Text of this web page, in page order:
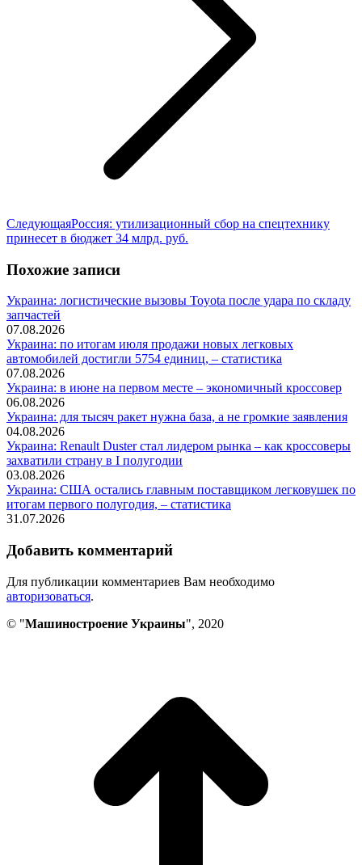
СледующаяСледующая
запись:
Россия: утилизационный сбор на спецтехнику
принесет в бюджет 34 млрд. руб.
Похожие записи
Украина: логистические вызовы Toyota после удара по складу
запчастей
07.08.2026
Украина: по итогам июля продажи новых легковых
автомобилей достигли 5754 единиц, – статистика
07.08.2026
Украина: в июне на первом месте – экономичный кроссовер
06.08.2026
Украина: для тысяч ракет нужна база, а не громкие заявления
04.08.2026
Украина: Renault Duster стал лидером рынка – как кроссоверы
захватили страну в I полугодии
03.08.2026
Украина: США остались главным поставщиком легковушек по
итогам первого полугодия, – статистика
31.07.2026
Добавить комментарий
Для публикации комментариев Вам необходимо
авторизоваться.
© "Машиностроение Украины", 2020